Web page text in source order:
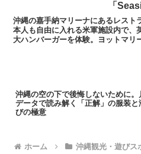
「
リカ
沖縄の嘉手納マリーナにあるレスト
本人も自由に入れる米軍施設内で、
大ハンバーガーを体験。ヨットマリ
沖縄の空の下で後悔しないために。
データで読み解く「正解」の服装と
びの極意
ホーム 沖縄観光・遊びス